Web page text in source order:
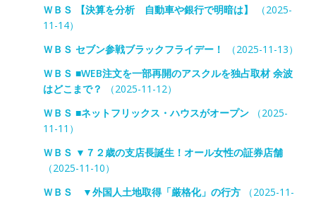
ＷＢＳ 【決算を分析 自動車や銀行で明暗は】
（2025-
11-14）
ＷＢＳ セブン参戦ブラックフライデー！
（2025-11-13）
ＷＢＳ ■WEB注文を一部再開のアスクルを独占取材 余波
はどこまで？
（2025-11-12）
ＷＢＳ ■ネットフリックス・ハウスがオープン（2025-
11-11）
ＷＢＳ ▼７２歳の支店長誕生！オール女性の証券店舗
（2025-11-10）
ＷＢＳ ▼外国人土地取得「厳格化」の行方（2025-11-